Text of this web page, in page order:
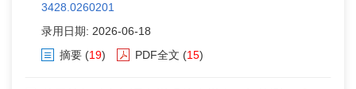
3428.0260201
录用日期: 2026-06-18
摘要 (19) PDF全文 (15)